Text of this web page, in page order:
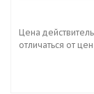
Цена
отличаться от